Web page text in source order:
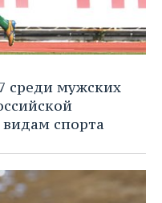
среди мужских
спорта